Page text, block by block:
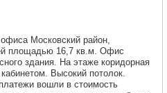
Московский район,
площадью 16,7 кв.м. Офис
здания. На этаже коридорная
Высокий потолок.
вошли в стоимость